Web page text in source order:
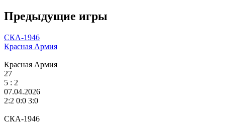
Предыдущие игры
СКА-1946
Красная Армия
Красная Армия
27
5 : 2
07.04.2026
2:2 0:0 3:0
СКА-1946